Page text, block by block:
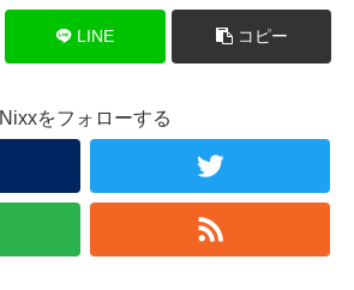
LINE コピー
Nixxをフォローする